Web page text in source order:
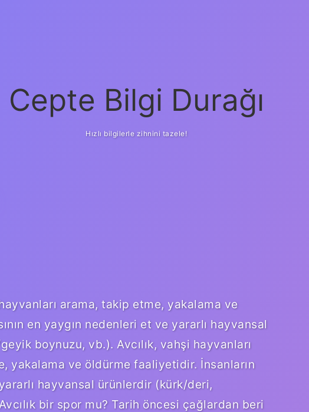
Cepte Bilgi Durağı
Hızlı bilgilerle zihnini tazele!
arama, takip etme, yakalama ve
en yaygın nedenleri et ve yararlı hayvansal
boynuzu, vb.). Avcılık, vahşi hayvanları
yakalama ve öldürme faaliyetidir. İnsanların
hayvansal ürünlerdir (kürk/deri,
bir spor mu? Tarih öncesi çağlardan beri